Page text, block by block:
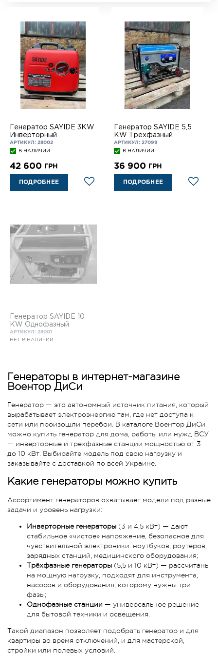
Генератор SAYIDE 3KW
Инверторный
АРТИКУЛ: 28002
В НАЛИЧИИ
42 600 ГРН
ПОДРОБНЕЕ
Генератор SAYIDE 5,5
KW Трехфазный
АРТИКУЛ: 27099
В НАЛИЧИИ
36 900 ГРН
ПОДРОБНЕЕ
Генератор SAYIDE 10
KW Однофазный
АРТИКУЛ: 28001
НЕТ В НАЛИЧИИ
Генераторы в интернет-магазине
Воентор ДиСи
Генератор — это автономный источник питания, который
вырабатывает электроэнергию там, где нет доступа к
сети или произошли перебои. В каталоге Воентор ДиСи
можно купить генератор для дома, работы или нужд ВСУ
— инверторные и трёхфазные станции мощностью от 3
до 10 кВт. Выбирайте модель под свою нагрузку и
заказывайте с доставкой по всей Украине.
Какие генераторы можно купить
Ассортимент генераторов охватывает модели под разные
задачи и уровень нагрузки:
Инверторные генераторы (3 и 4,5 кВт) — дают
стабильное «чистое» напряжение, безопасное для
чувствительной электроники: ноутбуков, роутеров,
зарядных станций, медицинского оборудования;
Трёхфазные генераторы (5,5 и 10 кВт) — рассчитаны
на мощную нагрузку, подходят для инструмента,
насосов и оборудования, которому нужны три
фазы;
Однофазные станции — универсальное решение
для бытовой техники и освещения.
Такой диапазон позволяет подобрать генератор и для
квартиры во время отключений, и для мастерской,
стройки или полевых условий.